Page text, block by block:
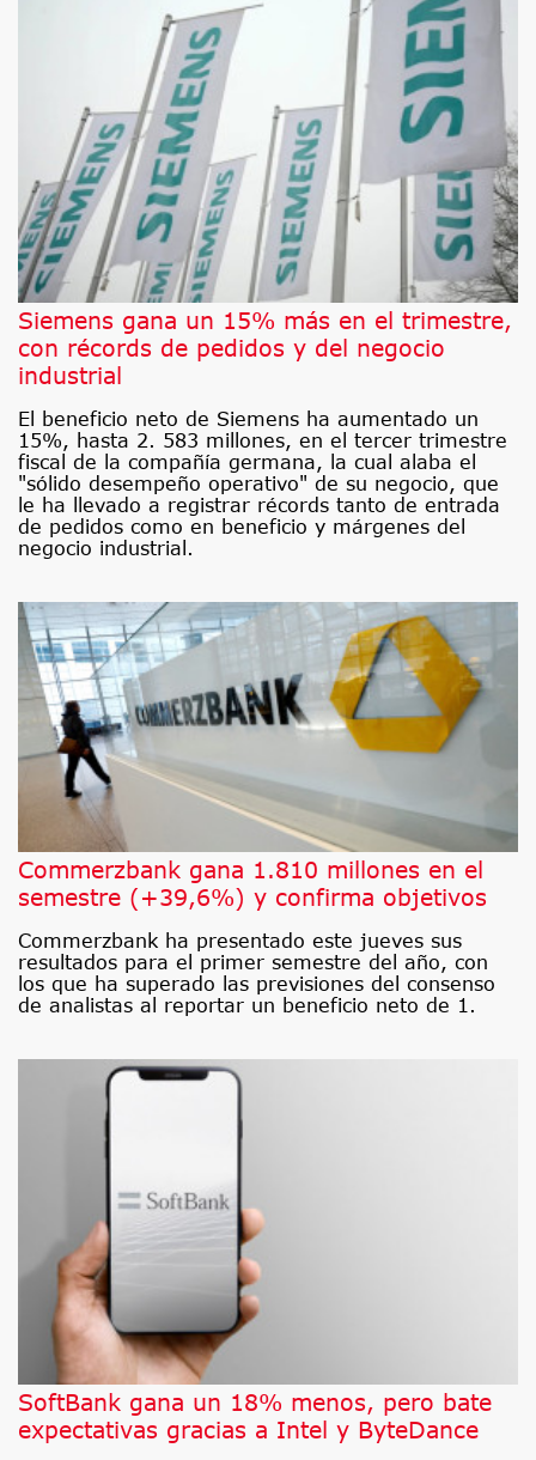
Siemens gana un 15% más en el trimestre,
con récords de pedidos y del negocio
industrial
El beneficio neto de Siemens ha aumentado un
15%, hasta 2. 583 millones, en el tercer trimestre
fiscal de la compañía germana, la cual alaba el
"sólido desempeño operativo" de su negocio, que
le ha llevado a registrar récords tanto de entrada
de pedidos como en beneficio y márgenes del
negocio industrial.
Commerzbank gana 1.810 millones en el
semestre (+39,6%) y confirma objetivos
Commerzbank ha presentado este jueves sus
resultados para el primer semestre del año, con
los que ha superado las previsiones del consenso
de analistas al reportar un beneficio neto de 1.
SoftBank gana un 18% menos, pero bate
expectativas gracias a Intel y ByteDance